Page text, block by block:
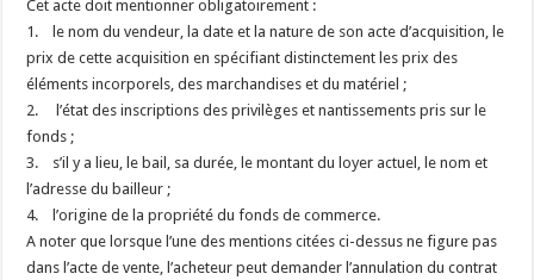
Cet acte doit mentionner obligatoirement :
1. le nom du vendeur, la date et la nature de son acte d’acquisition, le
prix de cette acquisition en spécifiant distinctement les prix des
éléments incorporels, des marchandises et du matériel ;
2. l’état des inscriptions des privilèges et nantissements pris sur le
fonds ;
3. s’il y a lieu, le bail, sa durée, le montant du loyer actuel, le nom et
l’adresse du bailleur ;
4. l’origine de la propriété du fonds de commerce.
A noter que lorsque l’une des mentions citées ci-dessus ne figure pas
dans l’acte de vente, l’acheteur peut demander l’annulation du contrat